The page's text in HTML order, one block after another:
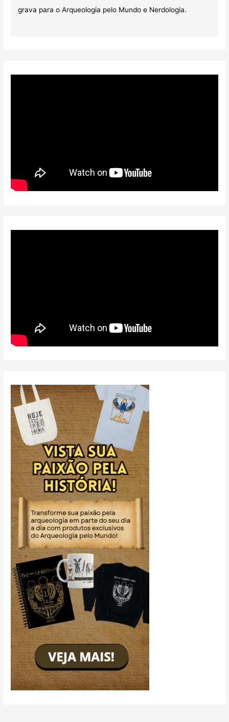
grava para o Arqueologia pelo Mundo e Nerdologia.